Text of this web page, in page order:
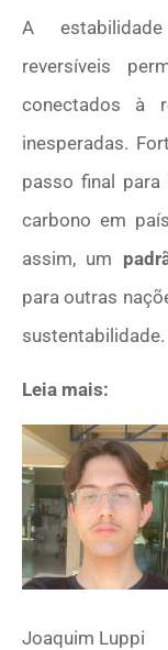
A
reversíveis
conectados à
inesperadas.
passo final para
carbono em
assim, um
para outras
sustentabilidade.
Leia mais:
Joaquim Luppi